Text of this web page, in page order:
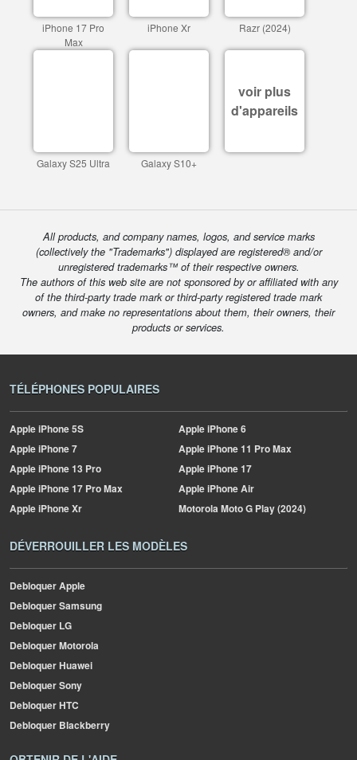
iPhone 17 Pro
Max
iPhone Xr Razr (2024)
Galaxy S25 Ultra Galaxy S10+
voir plus
d'appareils
All products, and company names, logos, and service marks
(collectively the "Trademarks") displayed are registered® and/or
unregistered trademarks™ of their respective owners.
The authors of this web site are not sponsored by or affiliated with any
of the third-party trade mark or third-party registered trade mark
owners, and make no representations about them, their owners, their
products or services.
TÉLÉPHONES POPULAIRES
AppleiPhone 5S AppleiPhone 6
AppleiPhone 7 AppleiPhone 11 Pro Max
AppleiPhone 13 Pro AppleiPhone 17
AppleiPhone 17 Pro Max AppleiPhone Air
AppleiPhone Xr MotorolaMoto G Play (2024)
DÉVERROUILLER LES MODÈLES
Debloquer Apple
Debloquer Samsung
Debloquer LG
Debloquer Motorola
Debloquer Huawei
Debloquer Sony
Debloquer HTC
Debloquer Blackberry